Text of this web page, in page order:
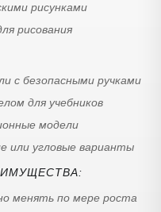
рисунками
рисования
с безопасными ручками
для учебников
модели
или угловые варианты
менять по мере роста